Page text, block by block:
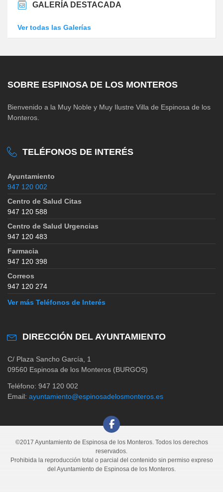
GALERÍA DESTACADA
Ver todas las Galerías
SOBRE ESPINOSA DE LOS MONTEROS
Bienvenido a la Muy Noble y Muy Ilustre Villa de Espinosa de los
Monteros.
TELÉFONOS DE INTERÉS
Ayuntamiento
947 120 002
Centro de Salud Citas
947 120 588
Centro de Salud Urgencias
947 120 483
Farmacia
947 120 398
Correos
947 120 274
Ver más Teléfonos de Interés
DIRECCIÓN DEL AYUNTAMIENTO
C/ Plaza Sancho García, 1
09560 Espinosa de los Monteros (BURGOS)
Teléfono: 947 120 002
Email: ayuntamiento@espinosadelosmonteros.es
©2017 Ayuntamiento de Espinosa de los Monteros. Todos los derechos
reservados.
Prohibida la reproducción total o parcial del contenido sin permiso expreso
del Ayuntamiento de Espinosa de los Monteros.